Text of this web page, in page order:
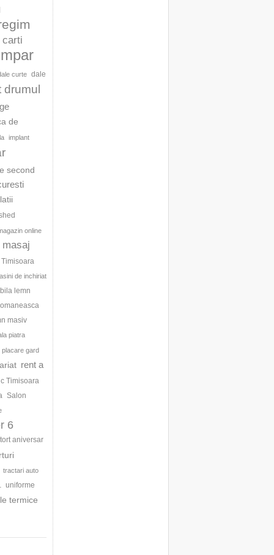
carti
curte dale
drumul
de
implant
second
online
masaj
de inchiriat
lemn
masiv
piatra
placare gard
rent a
Timisoara
Salon
6
tort aniversar
tractari auto
uniforme
termice